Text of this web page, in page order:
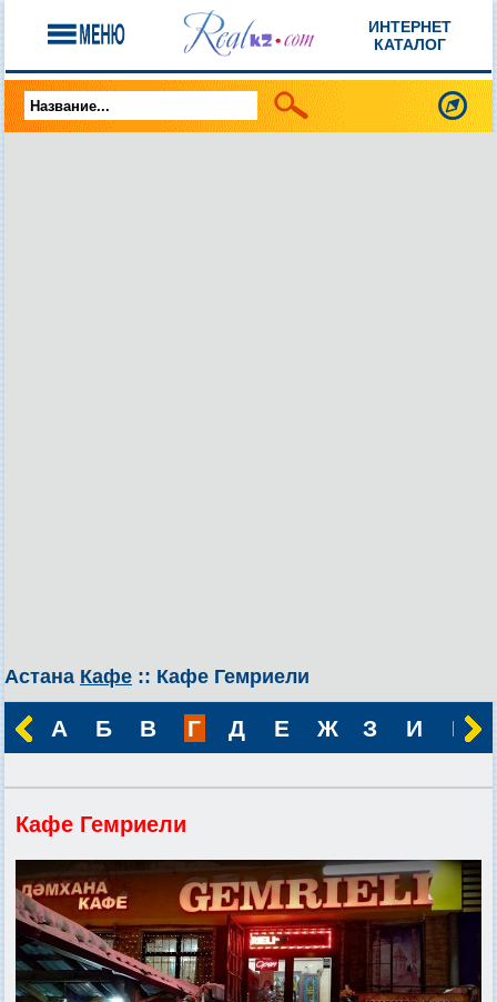
ИНТЕРНЕТ
КАТАЛОГ
Астана Кафе :: Кафе Гемриели
А Б В Г Д Е Ж З И К
Кафе Гемриели